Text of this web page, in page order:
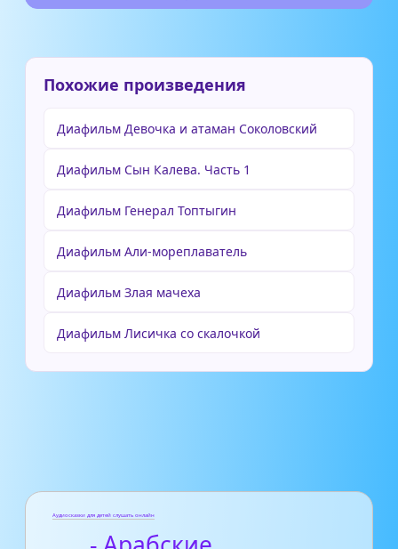
Похожие произведения
Диафильм Девочка и атаман Соколовский
Диафильм Сын Калева. Часть 1
Диафильм Генерал Топтыгин
Диафильм Али-мореплаватель
Диафильм Злая мачеха
Диафильм Лисичка со скалочкой
Аудиосказки для детей слушать онлайн